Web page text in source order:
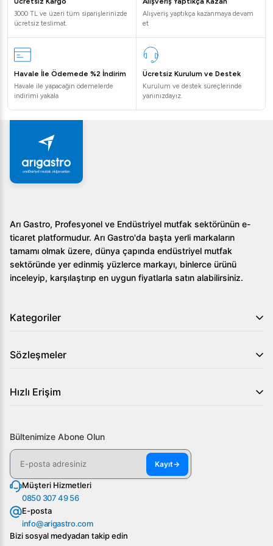
müşteri dikkatini çeker.
Kullanıcı Dostu
: Sürgülü cam sistemi ve termostat
ayarları, kullanıcıya büyük kolaylık sağlar.
Dayanıklılık
: Sağlam malzeme yapısı, uzun süreli
kullanımda dahi güvenilir sonuçlar sağlar.
Öztiryakiler Bombe Camlı Teşhir Dolabı, 290 Lt
hangi tip gıdalar için uygundur?
Her türlü soğuk servis edilmesi gereken gıdalar için
ideal bir ortam sunar.
Termostat ve üflemeli soğutma sistemi sayesinde
enerji verimliliği sağlar.
3.Sürgülü camlar kolay açılıp kapanıyor mu?
rahat bir kullanım sunar.
profesyonel mutfaklardaki gıda sergileme ihtiyaçlarınıza
harika ürünü sipariş etmek için bizimle iletişime geçin!
3000 TL ve üzeri tüm siparişlerinizde
ücretsiz teslimat.
Alışveriş yaptıkça kazanmaya devam
et
Havale İle Ödemede %2 İndirim
Havale ile yapacağın ödemelerde
indirimi yakala
Ücretsiz Kurulum ve Destek
Kurulum ve destek süreçlerinde
yanınızdayız.
Arı Gastro, Profesyonel ve Endüstriyel mutfak sektörünün e-
ticaret platformudur. Arı Gastro'da başta yerli markaların
tamamı olmak üzere, dünya çapında endüstriyel mutfak
sektöründe yer edinmiş yüzlerce markayı, binlerce ürünü
inceleyip, karşılaştırıp en uygun fiyatlarla satın alabilirsiniz.
Kategoriler
Sözleşmeler
Hızlı Erişim
Bültenimize Abone Olun
Kayıt→
Müşteri Hizmetleri
0850 307 49 56
E-posta
info@arigastro.com
Bizi sosyal medyadan takip edin